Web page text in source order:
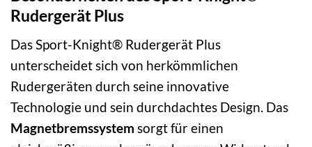
Rudergerät Plus
Das Sport-Knight® Rudergerät Plus
unterscheidet sich von herkömmlichen
Rudergeräten durch seine innovative
Technologie und sein durchdachtes Design. Das
Magnetbremssystem sorgt für einen